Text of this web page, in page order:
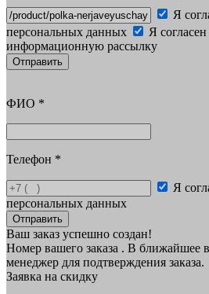
Я
персональных данных
Я
информационную рассылку
Отправить
ФИО *
Телефон *
Я
персональных данных
Отправить
Ваш заказ успешно создан!
Номер вашего заказа . В ближайшее
менеджер для подтверждения заказа.
Заявка на скидку